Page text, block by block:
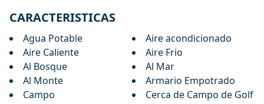
CARACTERISTICAS
Agua Potable
Aire acondicionado
Aire Caliente
Aire Frio
Al Bosque
Al Mar
Al Monte
Armario Empotrado
Campo
Cerca de Campo de Golf